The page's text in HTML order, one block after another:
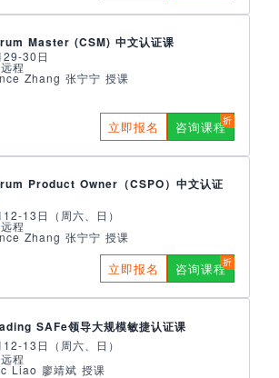
Master (CSM) 中文认证课
29-30日
程
Zhang 张宁宁 授课
立即报名 咨询课程
Product Owner（CSPO）中文认证
13日（周六、日）
程
Zhang 张宁宁 授课
立即报名 咨询课程
SAFe领导大规模敏捷认证课
13日（周六、日）
远程
Liao 廖靖斌 授课